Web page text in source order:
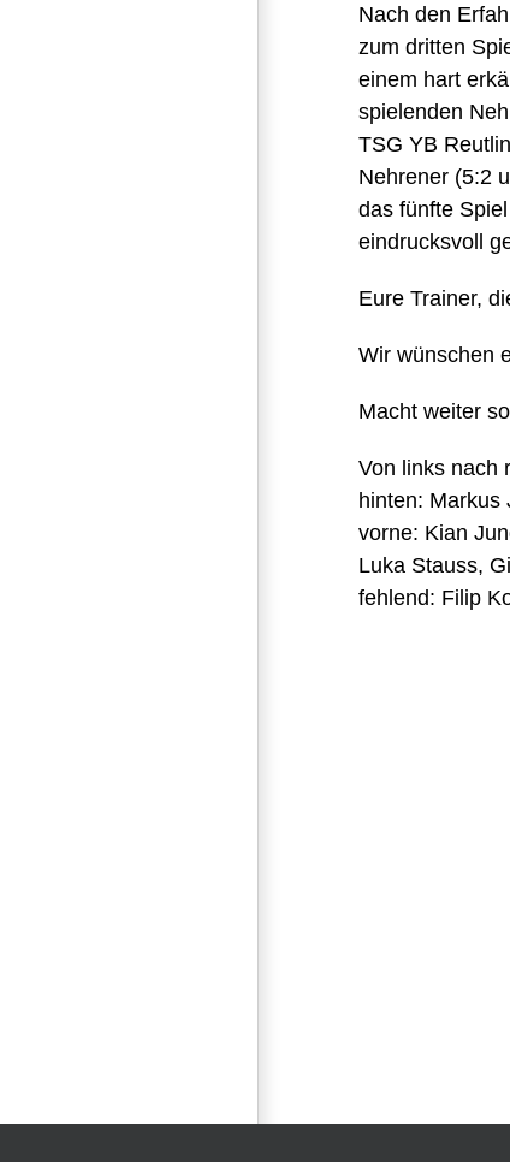
Nach den
zum dritten
einem hart
spielenden
TSG YB
Nehrener (5:2
das fünfte
eindrucksvoll
Eure Trainer,
Wir wünschen
Macht weiter
Von links nach
hinten: Markus
vorne: Kian
Luka Stauss,
fehlend: Filip